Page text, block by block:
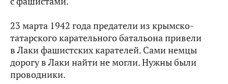
23 марта 1942 года предатели из крымско-
татарского карательного батальона привели
в Лаки фашистских карателей. Сами немцы
дорогу в Лаки найти не могли. Нужны были
проводники.